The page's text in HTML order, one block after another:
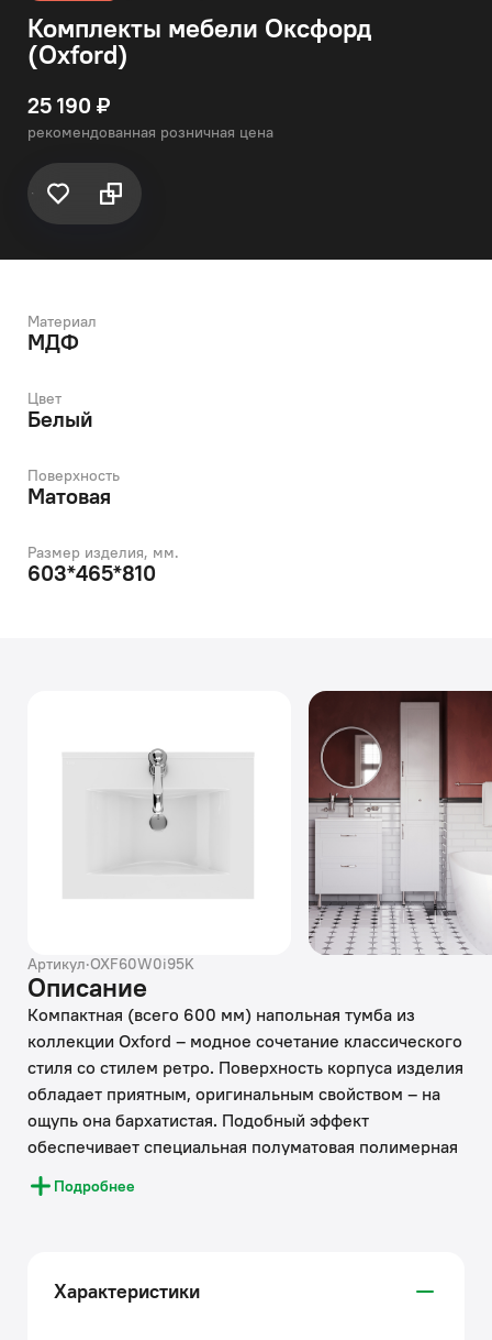
Комплекты мебели Оксфорд
(Oxford)
25 190 ₽
рекомендованная розничная цена
Материал
МДФ
Цвет
Белый
Поверхность
Матовая
Размер изделия, мм.
603*465*810
Артикул·OXF60W0i95K
Описание
Компактная (всего 600 мм) напольная тумба из
коллекции Oxford – модное сочетание классического
стиля со стилем ретро. Поверхность корпуса изделия
обладает приятным, оригинальным свойством – на
ощупь она бархатистая. Подобный эффект
обеспечивает специальная полуматовая полимерная
эмаль с эффектом soft touch. Коллекция органично
впишется в любой интерьер благодаря
ручки тумбы не только гармонично дополняют белый
полуматовый фасад, но и поддерживают дизайн
Подробнее
Характеристики